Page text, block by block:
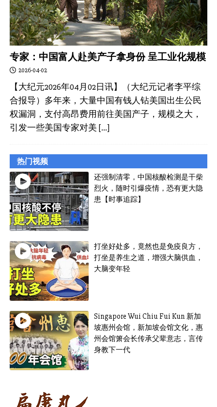
专家：中国富人赴美产子拿身份 呈工业化规模
2026-04-02
【大纪元2026年04月02日讯】（大纪元记者李平综
合报导）多年来，大量中国有钱人钻美国出生公民
权漏洞，支付高昂费用前往美国产子，规模之大，
引发一些美国专家对美 […]
热门视频
还强制清零，中国核酸检测是干柴
烈火，随时引爆疫情，恐有更大隐
患【时事追踪】
打坐好处多，竟然也是免疫良方，
打坐是养生之道，增强大脑供血，
大脑变年轻
Singapore Wui Chiu Fui Kun 新加
坡惠州会馆，新加坡会馆文化，惠
州会馆箫会长传承父辈意志，言传
身教下一代